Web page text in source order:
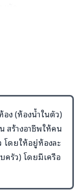
ดไฟ ภายในห้อง
ง (ห้องน้ำในตัว)
สร้างอาชีพให้คน
โดยให้อยู่ห้องละ
ครัว) โดยมีเครือ